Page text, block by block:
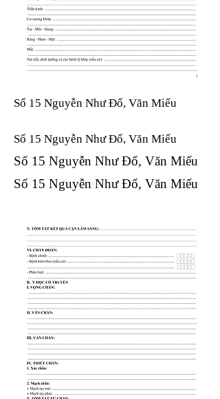
Số 15 Nguyễn Như Đổ, Văn Miếu
Số 15 Nguyễn Như Đổ, Văn Miếu​​​​
Số 15 Nguyễn Như Đổ, Văn Miếu​​​​
Số 15 Nguyễn Như Đổ, Văn Miếu​​​​